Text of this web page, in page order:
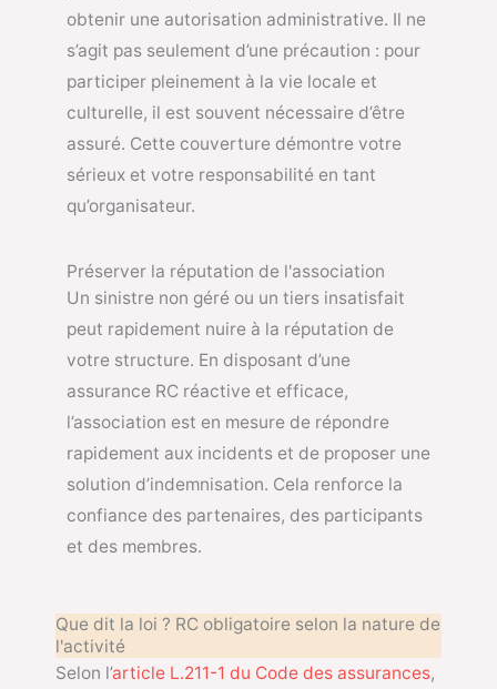
obtenir une autorisation administrative. Il ne
s’agit pas seulement d’une précaution : pour
participer pleinement à la vie locale et
culturelle, il est souvent nécessaire d’être
assuré. Cette couverture démontre votre
sérieux et votre responsabilité en tant
qu’organisateur.
Préserver la réputation de l'association
Un sinistre non géré ou un tiers insatisfait
peut rapidement nuire à la réputation de
votre structure. En disposant d’une
assurance RC réactive et efficace,
l’association est en mesure de répondre
rapidement aux incidents et de proposer une
solution d’indemnisation. Cela renforce la
confiance des partenaires, des participants
et des membres.
Que dit la loi ? RC obligatoire selon la nature de
l'activité
Selon l’article L.211-1 du Code des assurances,